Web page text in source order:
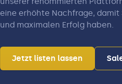
eine erhöhte Nachfrage,
und maximalen Erfolg haben.
Jetzt listen lassen